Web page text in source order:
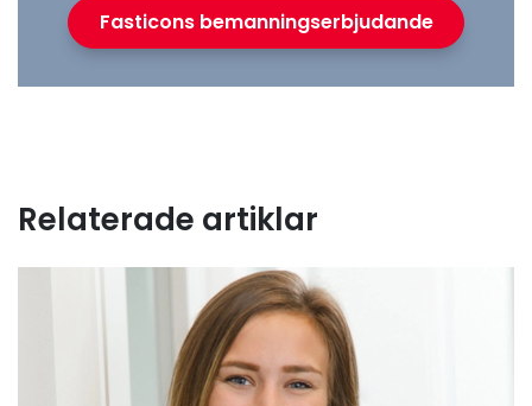
Fasticons bemanningserbjudande
Relaterade artiklar